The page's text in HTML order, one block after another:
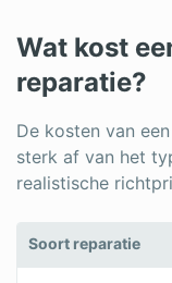
Wat kost
reparatie?
De kosten van
sterk af van het
realistische
Soort reparatie